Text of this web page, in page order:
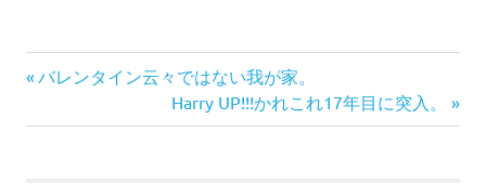
投
稿
前
記
バレンタイン云々ではない我が家。
次
の
Harry UP!!!かれこれ17年目に突入。